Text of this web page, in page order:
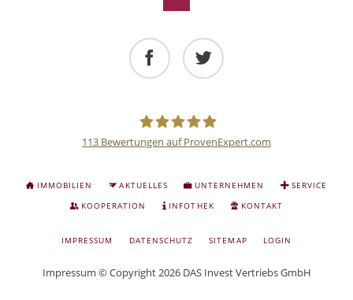
Anlage
und
113 Bewertungen auf ProvenExpert.com
NAVIGATION
ÜBERSPRINGEN
IMMOBILIEN AKTUELLES UNTERNEHMEN
SERVICE
KOOPERATION
INFOTHEK KONTAKT
NAVIGATION
IMPRESSUM DATENSCHUTZ SITEMAP LOGIN
Impressum © Copyright 2026 DAS Invest Vertriebs GmbH